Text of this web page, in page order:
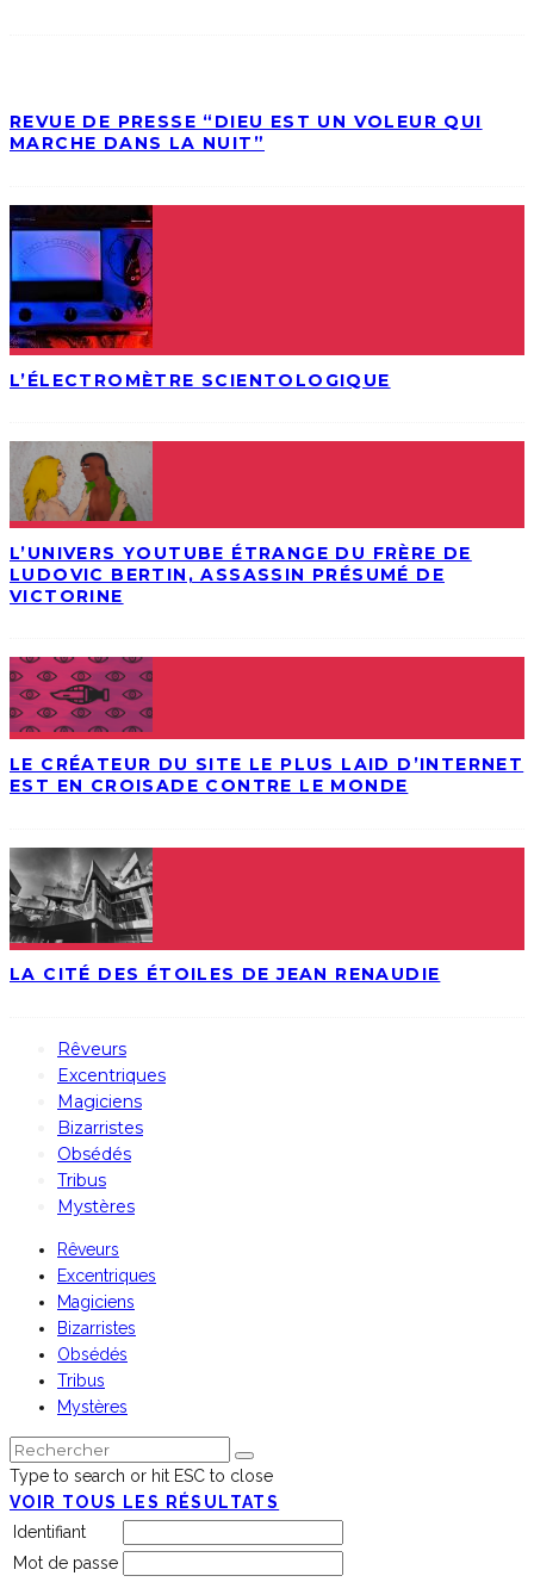
REVUE DE PRESSE “DIEU EST UN VOLEUR QUI
MARCHE DANS LA NUIT”
L’ÉLECTROMÈTRE SCIENTOLOGIQUE
L’UNIVERS YOUTUBE ÉTRANGE DU FRÈRE DE
LUDOVIC BERTIN, ASSASSIN PRÉSUMÉ DE
VICTORINE
LE CRÉATEUR DU SITE LE PLUS LAID D’INTERNET
EST EN CROISADE CONTRE LE MONDE
LA CITÉ DES ÉTOILES DE JEAN RENAUDIE
Rêveurs
Excentriques
Magiciens
Bizarristes
Obsédés
Tribus
Mystères
Rêveurs
Excentriques
Magiciens
Bizarristes
Obsédés
Tribus
Mystères
Type to search or hit ESC to close
VOIR TOUS LES RÉSULTATS
Identifiant
Mot de passe